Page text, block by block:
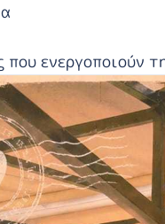
που ενεργοποιούν